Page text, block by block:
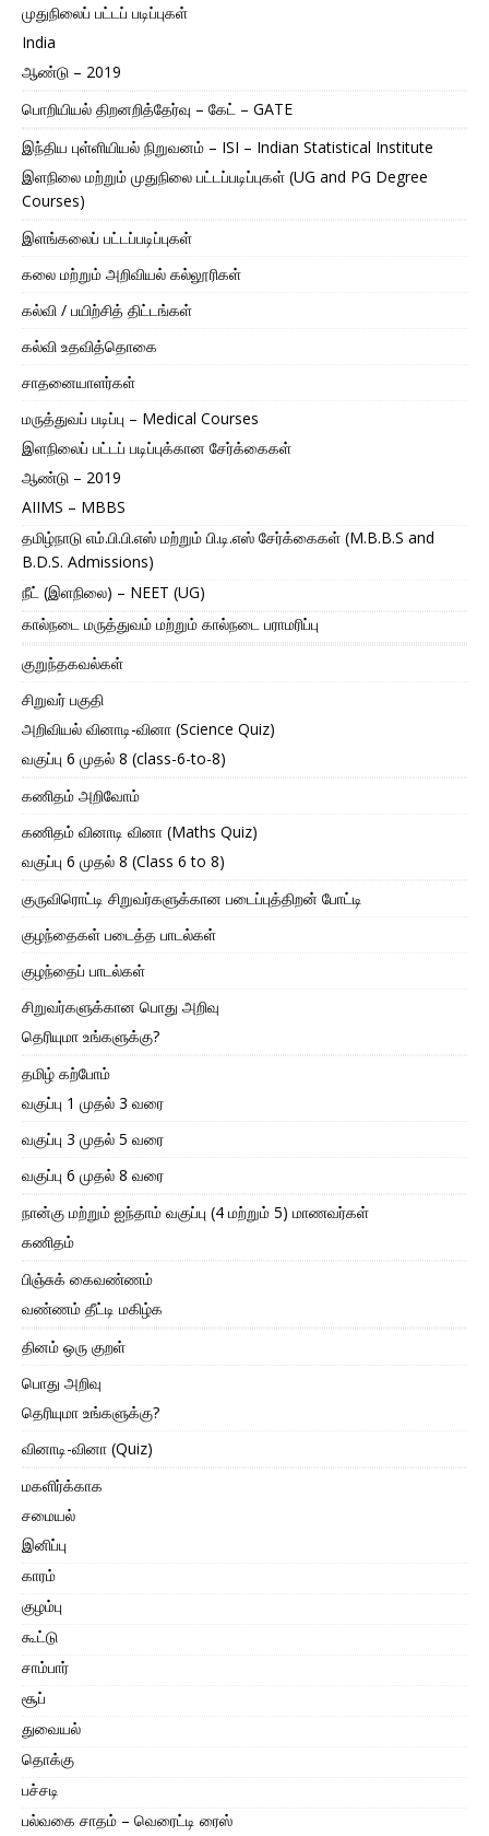
முதுநிலைப் பட்டப் படிப்புகள்
India
ஆண்டு – 2019
பொறியியல் திறனறித்தேர்வு – கேட் – GATE
இந்திய புள்ளியியல் நிறுவனம் – ISI – Indian Statistical Institute
இளநிலை மற்றும் முதுநிலை பட்டப்படிப்புகள் (UG and PG Degree
Courses)
இளங்கலைப் பட்டப்படிப்புகள்
கலை மற்றும் அறிவியல் கல்லூரிகள்
கல்வி / பயிற்சித் திட்டங்கள்
கல்வி உதவித்தொகை
சாதனையாளர்கள்
மருத்துவப் படிப்பு – Medical Courses
இளநிலைப் பட்டப் படிப்புக்கான சேர்க்கைகள்
ஆண்டு – 2019
AIIMS – MBBS
தமிழ்நாடு எம்.பி.பி.எஸ் மற்றும் பி.டி.எஸ் சேர்க்கைகள் (M.B.B.S and
B.D.S. Admissions)
நீட் (இளநிலை) – NEET (UG)
கால்நடை மருத்துவம் மற்றும் கால்நடை பராமரிப்பு
குறுந்தகவல்கள்
சிறுவர் பகுதி
அறிவியல் வினாடி-வினா (Science Quiz)
வகுப்பு 6 முதல் 8 (class-6-to-8)
கணிதம் அறிவோம்
கணிதம் வினாடி வினா (Maths Quiz)
வகுப்பு 6 முதல் 8 (Class 6 to 8)
குருவிரொட்டி சிறுவர்களுக்கான படைப்புத்திறன் போட்டி
குழந்தைகள் படைத்த பாடல்கள்
குழந்தைப் பாடல்கள்
சிறுவர்களுக்கான பொது அறிவு
தெரியுமா உங்களுக்கு?
தமிழ் கற்போம்
வகுப்பு 1 முதல் 3 வரை
வகுப்பு 3 முதல் 5 வரை
வகுப்பு 6 முதல் 8 வரை
நான்கு மற்றும் ஐந்தாம் வகுப்பு (4 மற்றும் 5) மாணவர்கள்
கணிதம்
பிஞ்சுக் கைவண்ணம்
வண்ணம் தீட்டி மகிழ்க
தினம் ஒரு குறள்
பொது அறிவு
தெரியுமா உங்களுக்கு?
வினாடி-வினா (Quiz)
மகளிர்க்காக
சமையல்
இனிப்பு
காரம்
குழம்பு
கூட்டு
சாம்பார்
சூப்
துவையல்
தொக்கு
பச்சடி
பல்வகை சாதம் – வெரைட்டி ரைஸ்